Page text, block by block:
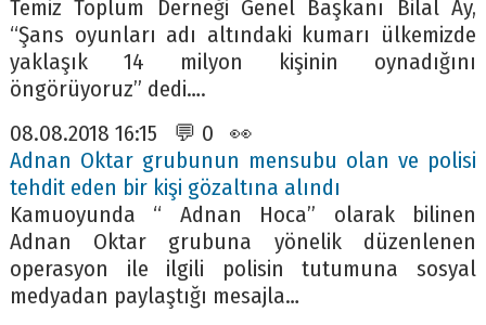
Temiz Toplum Derneği Genel Başkanı Bilal Ay,
“Şans oyunları adı altındaki kumarı ülkemizde
yaklaşık 14 milyon kişinin oynadığını
öngörüyoruz” dedi….
08.08.2018 16:15 💬 0 👀
Adnan Oktar grubunun mensubu olan ve polisi
tehdit eden bir kişi gözaltına alındı
Kamuoyunda “ Adnan Hoca” olarak bilinen
Adnan Oktar grubuna yönelik düzenlenen
operasyon ile ilgili polisin tutumuna sosyal
medyadan paylaştığı mesajla…